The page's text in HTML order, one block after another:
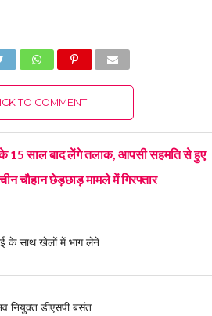
TO COMMENT
15 साल बाद लेंगे तलाक, आपसी सहमति से हुए
चौहान छेड़छाड़ मामले में गिरफ्तार
के साथ खेलों में भाग लेने
नियुक्त डीएसपी बसंत